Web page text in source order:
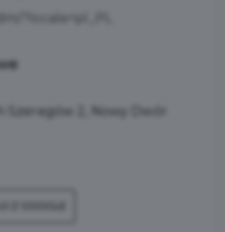
Szeregów 2, Nowy Dwór